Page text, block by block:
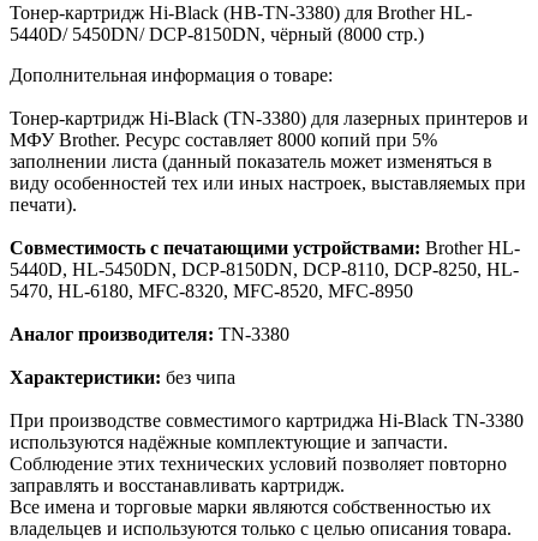
Тонер-картридж Hi-Black (HB-TN-3380) для Brother HL-
5440D/ 5450DN/ DCP-8150DN, чёрный (8000 стр.)
Дополнительная информация о товаре:
Тонер-картридж Hi-Black (TN-3380) для лазерных принтеров и
МФУ Brother. Ресурс составляет 8000 копий при 5%
заполнении листа (данный показатель может изменяться в
виду особенностей тех или иных настроек, выставляемых при
печати).
Совместимость с печатающими устройствами: Brother HL-
5440D, HL-5450DN, DCP-8150DN, DCP-8110, DCP-8250, HL-
5470, HL-6180, MFC-8320, MFC-8520, MFC-8950
Аналог производителя: TN-3380
Характеристики: без чипа
При производстве совместимого картриджа Hi-Black TN-3380
используются надёжные комплектующие и запчасти.
Соблюдение этих технических условий позволяет повторно
заправлять и восстанавливать картридж.
Все имена и торговые марки являются собственностью их
владельцев и используются только с целью описания товара.